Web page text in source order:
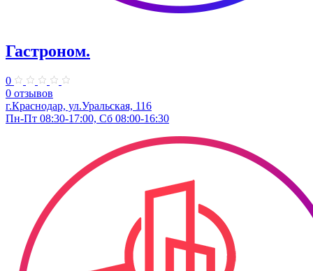
Гастроном.
0
0 отзывов
г.Краснодар, ул.Уральская, 116
Пн-Пт 08:30-17:00, Сб 08:00-16:30